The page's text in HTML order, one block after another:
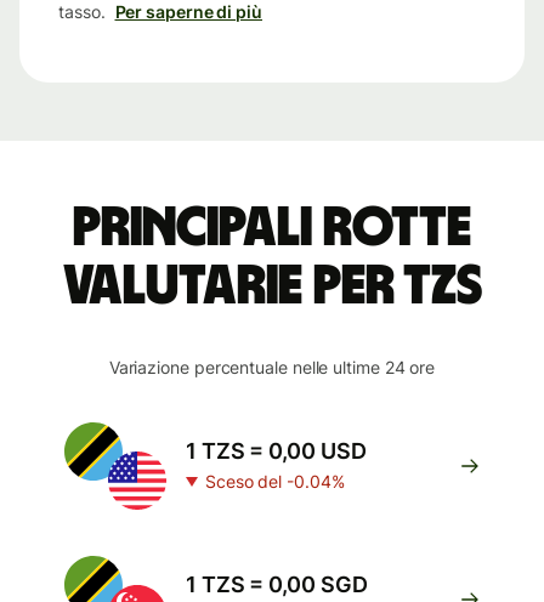
tasso. Per saperne di più
Principali rotte
valutarie per TZS
Variazione percentuale nelle ultime 24 ore
1 TZS = 0,00 USD
Sceso del -0.04%
1 TZS = 0,00 SGD